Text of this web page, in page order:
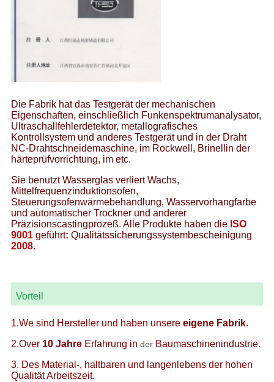
Die Fabrik hat das Testgerät der mechanischen
Eigenschaften, einschließlich Funkenspektrumanalysator,
Ultraschallfehlerdetektor, metallografisches
Kontrollsystem und anderes Testgerät und in der Draht
NC-Drahtschneidemaschine, im Rockwell, Brinellin der
härteprüfvorrichtung, im etc.
Sie benutzt Wasserglas verliert Wachs,
Mittelfrequenzinduktionsofen,
Steuerungsofenwärmebehandlung, Wasservorhangfarbe
und automatischer Trockner und anderer
Präzisionscastingprozeß. Alle Produkte haben die ISO
9001 geführt: Qualitätssicherungssystembescheinigung
2008.
Vorteil
1.We sind Hersteller und haben unsere eigene Fabrik.
2.Over 10 Jahre Erfahrung in der Baumaschinenindustrie.
3. Des Material-, haltbaren und langenlebens der hohen
Qualität Arbeitszeit.